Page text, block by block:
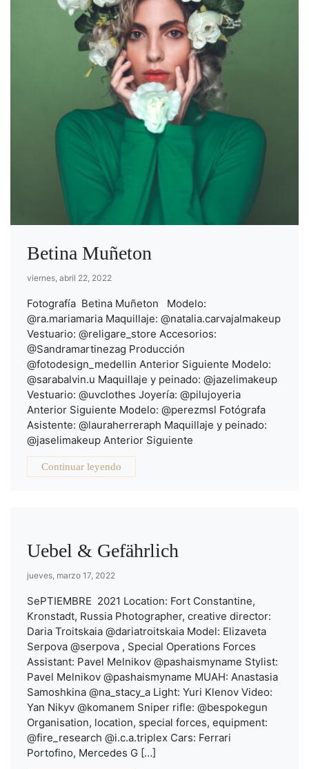
Betina Muñeton
viernes, abril 22, 2022
Fotografía Betina Muñeton Modelo:
@ra.mariamaria Maquillaje: @natalia.carvajalmakeup
Vestuario: @religare_store Accesorios:
@Sandramartinezag Producción
@fotodesign_medellin Anterior Siguiente Modelo:
@sarabalvin.u Maquillaje y peinado: @jazelimakeup
Vestuario: @uvclothes Joyería: @pilujoyeria
Anterior Siguiente Modelo: @perezmsl Fotógrafa
Asistente: @lauraherreraph Maquillaje y peinado:
@jaselimakeup Anterior Siguiente
Continuar leyendo
Uebel & Gefährlich
jueves, marzo 17, 2022
SePTIEMBRE 2021 Location: Fort Constantine,
Kronstadt, Russia Photographer, creative director:
Daria Troitskaia @dariatroitskaia Model: Elizaveta
Serpova @serpova , Special Operations Forces
Assistant: Pavel Melnikov @pashaismyname Stylist:
Pavel Melnikov @pashaismyname MUAH: Anastasia
Samoshkina @na_stacy_a Light: Yuri Klenov Video:
Yan Nikyv @komanem Sniper rifle: @bespokegun
Organisation, location, special forces, equipment:
@fire_research @i.c.a.triplex Cars: Ferrari
Portofino, Mercedes G […]